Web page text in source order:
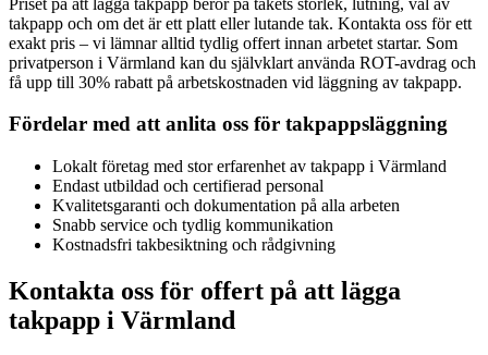
takpapp och om det är ett platt eller lutande tak. Kontakta oss för ett
exakt pris – vi lämnar alltid tydlig offert innan arbetet startar. Som
privatperson i Värmland kan du självklart använda ROT-avdrag och
få upp till 30% rabatt på arbetskostnaden vid läggning av takpapp.
Fördelar med att anlita oss för takpappsläggning
Lokalt företag med stor erfarenhet av takpapp i Värmland
Endast utbildad och certifierad personal
Kvalitetsgaranti och dokumentation på alla arbeten
Snabb service och tydlig kommunikation
Kostnadsfri takbesiktning och rådgivning
Kontakta oss för offert på att lägga
takpapp i Värmland